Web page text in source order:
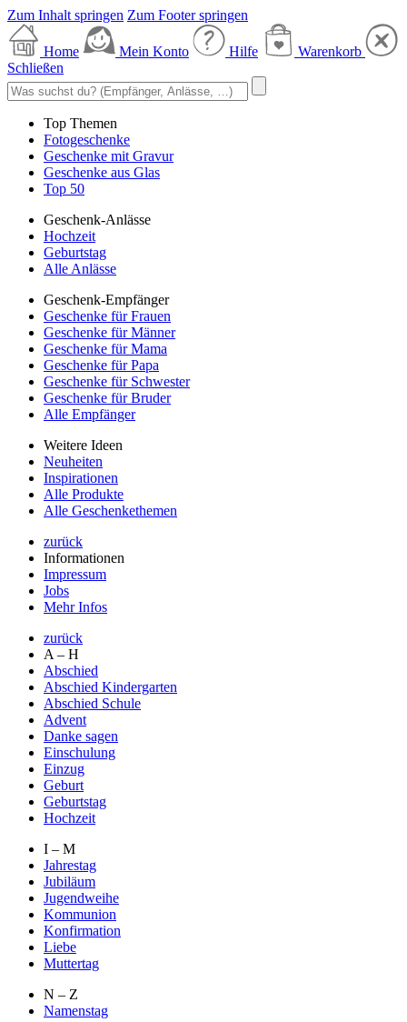
Zum Inhalt springen Zum Footer springen
Home Mein Konto Hilfe
Warenkorb
Schließen
Top Themen
Fotogeschenke
Geschenke mit Gravur
Geschenke aus Glas
Top 50
Geschenk-Anlässe
Hochzeit
Geburtstag
Alle Anlässe
Geschenk-Empfänger
Geschenke für Frauen
Geschenke für Männer
Geschenke für Mama
Geschenke für Papa
Geschenke für Schwester
Geschenke für Bruder
Alle Empfänger
Weitere Ideen
Neuheiten
Inspirationen
Alle Produkte
Alle Geschenkethemen
zurück
Informationen
Impressum
Jobs
Mehr Infos
zurück
A – H
Abschied
Abschied Kindergarten
Abschied Schule
Advent
Danke sagen
Einschulung
Einzug
Geburt
Geburtstag
Hochzeit
I – M
Jahrestag
Jubiläum
Jugendweihe
Kommunion
Konfirmation
Liebe
Muttertag
N – Z
Namenstag